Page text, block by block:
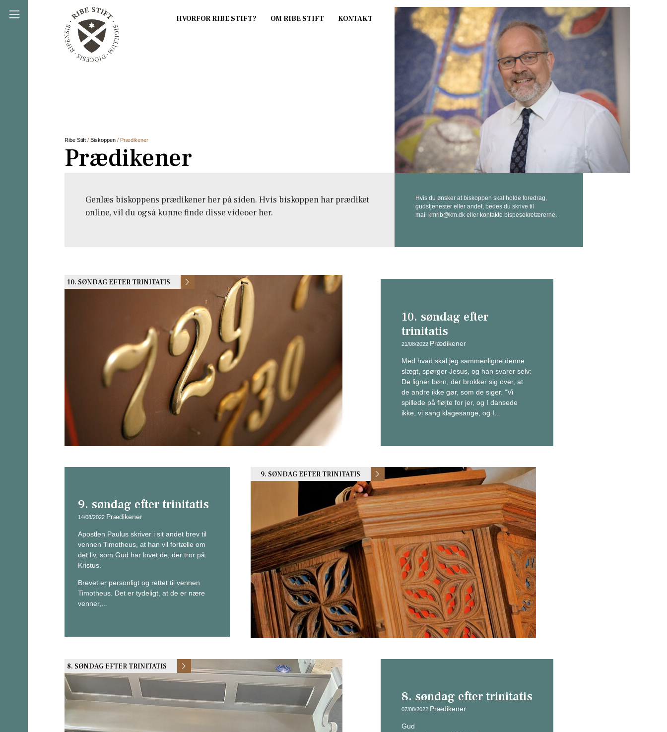
Direkte til indholdet
Ribe Stift / Biskoppen / Prædikener
Prædikener
Genlæs biskoppens prædikener her på siden. Hvis biskoppen har prædiket
online, vil du også kunne finde disse videoer her.
Hvis du ønsker at biskoppen skal holde foredrag,
gudstjenester eller andet, bedes du skrive til
mail kmrib@km.dk eller kontakte bispesekretærerne.
10. SØNDAG EFTER TRINITATIS
10. søndag efter
trinitatis
21/08/2022 Prædikener
Med hvad skal jeg sammenligne denne
slægt, spørger Jesus, og han svarer selv:
De ligner børn, der brokker sig over, at
de andre ikke gør, som de siger. ”Vi
spillede på fløjte for jer, og I dansede
ikke, vi sang klagesange, og I…
9. søndag efter trinitatis
14/08/2022 Prædikener
Apostlen Paulus skriver i sit andet brev til
vennen Timotheus, at han vil fortælle om
det liv, som Gud har lovet de, der tror på
Kristus.
Brevet er personligt og rettet til vennen
Timotheus. Det er tydeligt, at de er nære
venner,…
9. SØNDAG EFTER TRINITATIS
8. SØNDAG EFTER TRINITATIS
8. søndag efter trinitatis
07/08/2022 Prædikener
Gud